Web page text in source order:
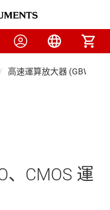
高速運算放大器 (GBW ≥
、CMOS 運